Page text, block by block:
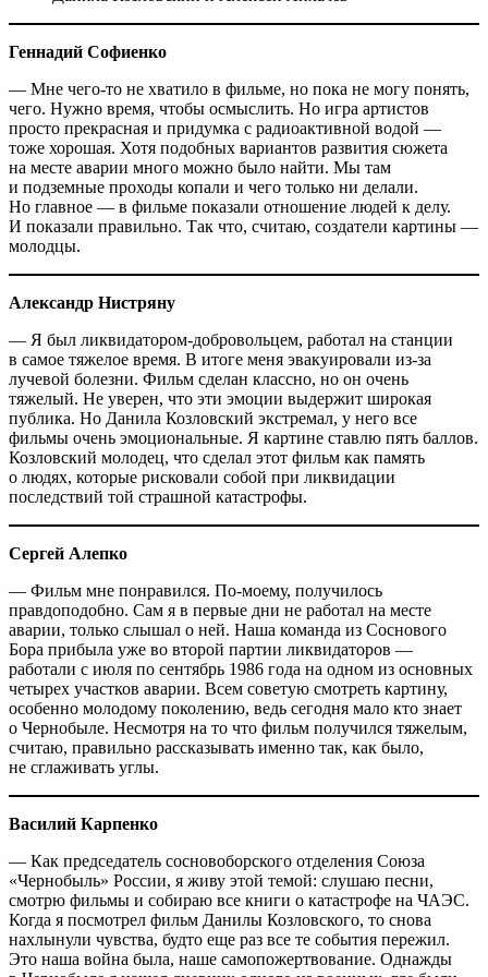
Геннадий Софиенко
— Мне чего-то не хватило в фильме, но пока не могу понять,
чего. Нужно время, чтобы осмыслить. Но игра артистов
просто прекрасная и придумка с радиоактивной водой — ​
тоже хорошая. Хотя подобных вариантов развития сюжета
на месте аварии много можно было найти. Мы там
и подземные проходы копали и чего только ни делали.
Но главное — ​в фильме показали отношение людей к делу.
И показали правильно. Так что, считаю, создатели картины —
молодцы.
Александр Нистряну
— Я был ликвидатором-добровольцем, работал на станции
в самое тяжелое время. В итоге меня эвакуировали из-за
лучевой болезни. Фильм сделан классно, но он очень
тяжелый. Не уверен, что эти эмоции выдержит широкая
публика. Но Данила Козловский экстремал, у него все
фильмы очень эмоциональные. Я картине ставлю пять баллов.
Козловский молодец, что сделал этот фильм как память
о людях, которые рисковали собой при ликвидации
последствий той страшной катастрофы.
Сергей Алепко
— Фильм мне понравился. По-моему, получилось
правдоподобно. Сам я в первые дни не работал на месте
аварии, только слышал о ней. Наша команда из Соснового
Бора прибыла уже во второй партии ликвидаторов — ​
работали с июля по сентябрь 1986 года на одном из основных
четырех участков аварии. Всем советую смотреть картину,
особенно молодому поколению, ведь сегодня мало кто знает
о Чернобыле. Несмотря на то что фильм получился тяжелым,
считаю, правильно рассказывать именно так, как было,
не сглаживать углы.
Василий Карпенко
— Как председатель сосновоборского отделения Союза
«Чернобыль» России, я живу этой темой: слушаю песни,
смотрю фильмы и собираю все книги о катастрофе на ЧАЭС.
Когда я посмотрел фильм Данилы Козловского, то снова
нахлынули чувства, будто еще раз все те события пережил.
Это наша война была, наше самопожертвование. Однажды